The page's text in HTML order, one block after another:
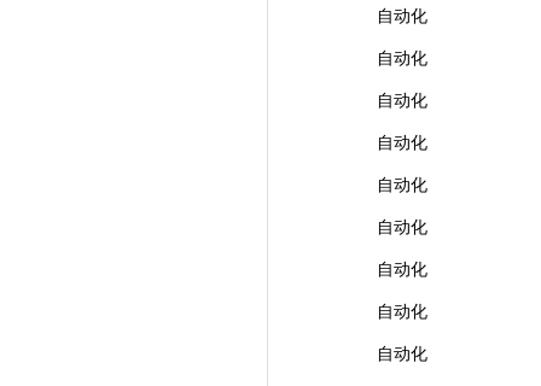
自动化
自动化
自动化
自动化
自动化
自动化
自动化
自动化
自动化